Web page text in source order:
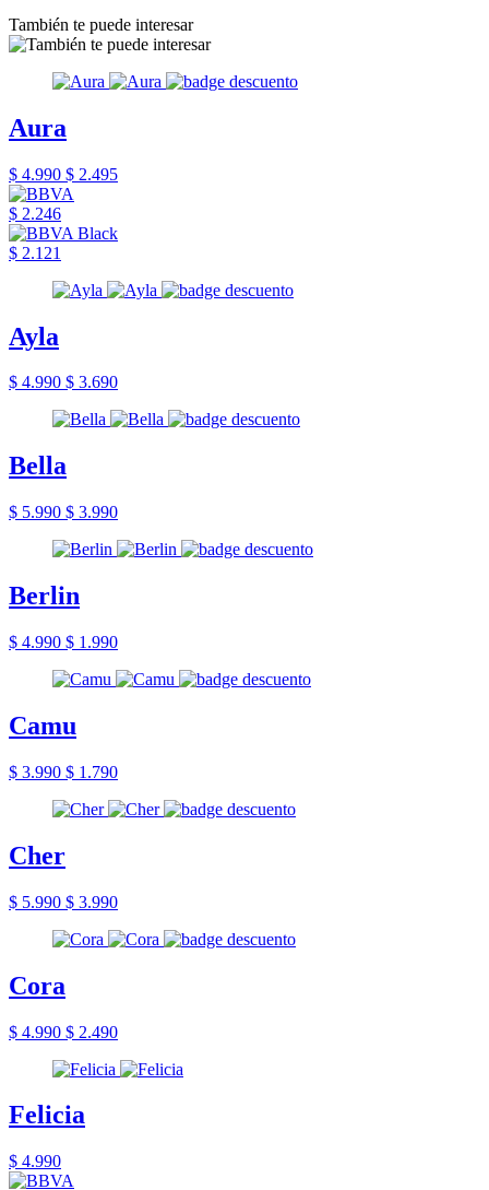
También te puede interesar
Aura
$ 4.990 $ 2.495
$ 2.246
$ 2.121
Ayla
$ 4.990 $ 3.690
Bella
$ 5.990 $ 3.990
Berlin
$ 4.990 $ 1.990
Camu
$ 3.990 $ 1.790
Cher
$ 5.990 $ 3.990
Cora
$ 4.990 $ 2.490
Felicia
$ 4.990